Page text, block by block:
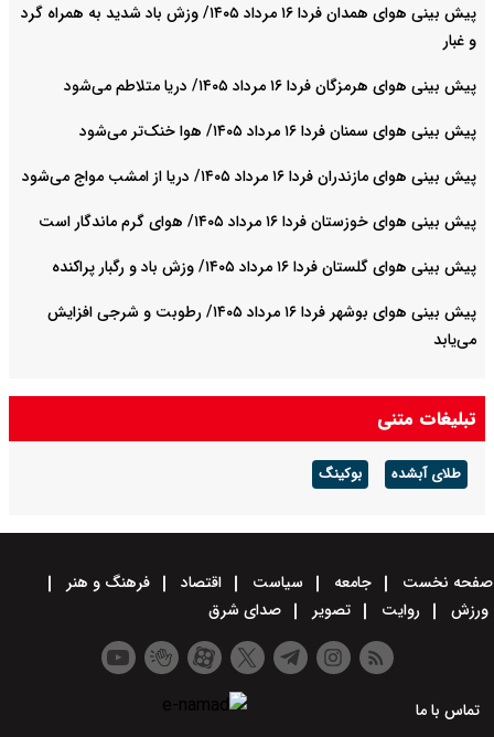
پیش بینی هوای همدان فردا ۱۶ مرداد ۱۴۰۵/ وزش باد شدید به همراه گرد
و غبار
پیش بینی هوای هرمزگان فردا ۱۶ مرداد ۱۴۰۵/ دریا متلاطم می‌شود
پیش بینی هوای سمنان فردا ۱۶ مرداد ۱۴۰۵/ هوا خنک‌تر می‌شود
پیش بینی هوای مازندران فردا ۱۶ مرداد ۱۴۰۵/ دریا از امشب مواج می‌شود
پیش بینی هوای خوزستان فردا ۱۶ مرداد ۱۴۰۵/ هوای گرم ماندگار است
پیش بینی هوای گلستان فردا ۱۶ مرداد ۱۴۰۵/ وزش باد و رگبار پراکنده
پیش بینی هوای بوشهر فردا ۱۶ مرداد ۱۴۰۵/ رطوبت و شرجی افزایش
می‌یابد
تبلیغات متنی
طلای آبشده بوکینگ
صفحه نخست جامعه سیاست اقتصاد
فرهنگ و هنر
ورزش
روایت تصویر صدای شرق
تماس با ما